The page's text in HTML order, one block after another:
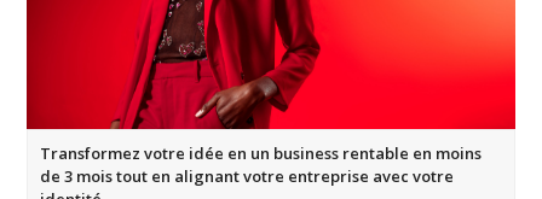
Transformez votre idée en un business rentable en moins
de 3 mois tout en alignant votre entreprise avec votre